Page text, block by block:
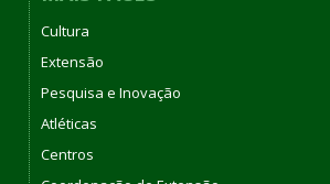
Cultura
Extensão
Pesquisa e Inovação
Atléticas
Centros